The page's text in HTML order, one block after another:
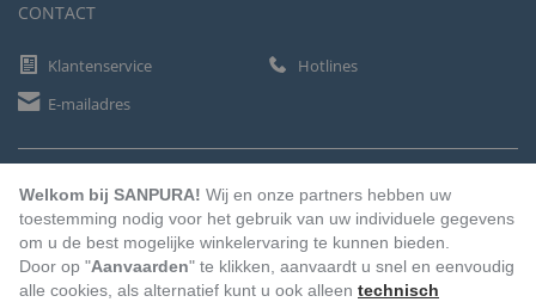
CONTACT
Klantenservice
Hotlines
E-mailadres
Vooruitbetaling Factuur Automatische afschrijving
Welkom bij SANPURA! Wij en onze partners hebben uw
toestemming nodig voor het gebruik van uw individuele gegevens
om u de best mogelijke winkelervaring te kunnen bieden.
Door op "Aanvaarden" te klikken, aanvaardt u snel en eenvoudig
alle cookies, als alternatief kunt u ook alleen technisch